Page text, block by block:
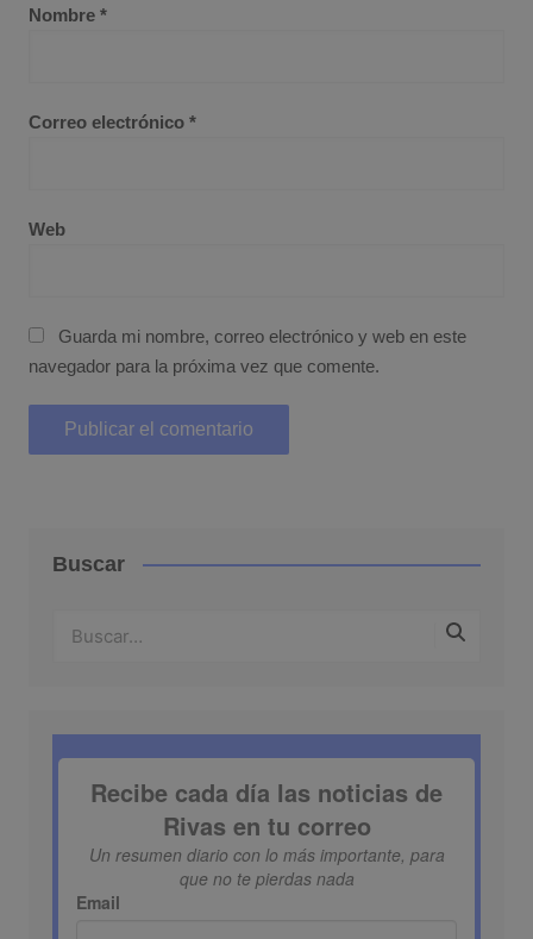
Nombre *
Correo electrónico *
Web
Guarda mi nombre, correo electrónico y web en este
navegador para la próxima vez que comente.
Buscar